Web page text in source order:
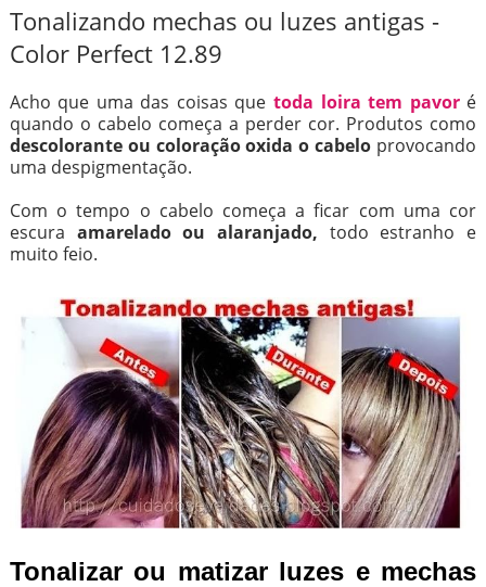
Tonalizando mechas ou luzes antigas -
Color Perfect 12.89
Acho que uma das coisas que toda loira tem pavoré
quando o cabelo começa a perder cor. Produtos como
descolorante ou coloração oxida o cabelo provocando
uma despigmentação.
Com o tempo o cabelo começa a ficar com uma cor
escura amarelado ou alaranjado, todo estranho e
muito feio.
Tonalizar ou matizar luzes e mechas